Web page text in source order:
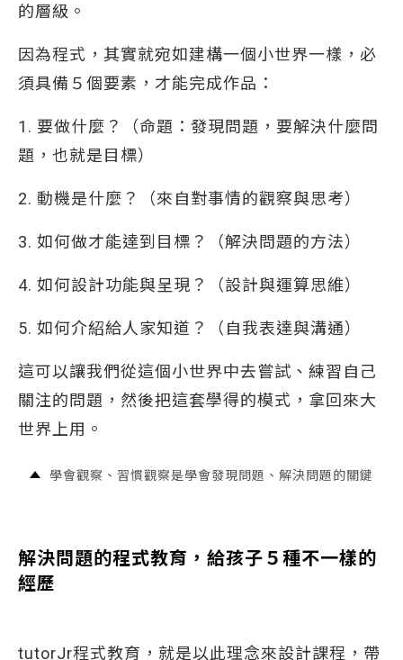
的層級。
因為程式，其實就宛如建構一個小世界一樣，必
須具備５個要素，才能完成作品：
1. 要做什麼？（命題：發現問題，要解決什麼問
題，也就是目標）
2. 動機是什麼？（來自對事情的觀察與思考）
3. 如何做才能達到目標？（解決問題的方法）
4. 如何設計功能與呈現？（設計與運算思維）
5. 如何介紹給人家知道？（自我表達與溝通）
這可以讓我們從這個小世界中去嘗試、練習自己
關注的問題，然後把這套學得的模式，拿回來大
世界上用。
學會觀察、習慣觀察是學會發現問題、解決問題的關鍵
解決問題的程式教育，給孩子５種不一樣的
經歷
tutorJr程式教育，就是以此理念來設計課程，帶